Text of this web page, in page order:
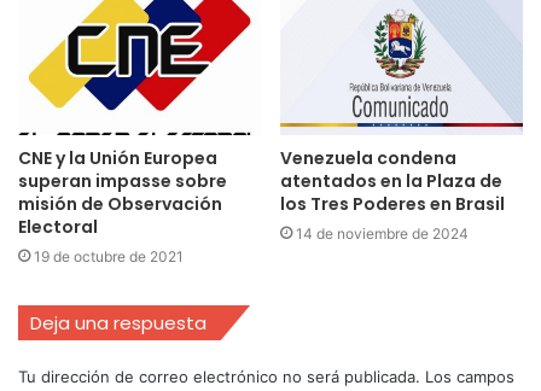
CNE y la Unión Europea
superan impasse sobre
misión de Observación
Electoral
19 de octubre de 2021
Venezuela condena
atentados en la Plaza de
los Tres Poderes en Brasil
14 de noviembre de 2024
Deja una respuesta
Tu dirección de correo electrónico no será publicada. Los campos